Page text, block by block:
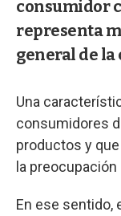
consumidor
representa
general de
Una
consumidores
productos y
la
En ese sentido,